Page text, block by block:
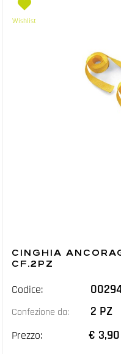
Wishlist
CINGHIA
CF.2PZ
Codice:
Confezione da: 2 PZ
Prezzo: € 3,90